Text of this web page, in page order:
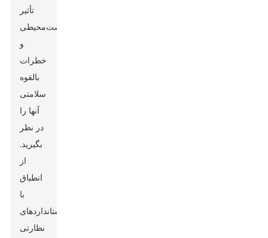
تأثیر
زیست‌محیطی
و
خطرات
بالقوه
سلامتی
آنها را
در نظر
بگیرید.
از
انطباق
با
استانداردهای
نظارتی